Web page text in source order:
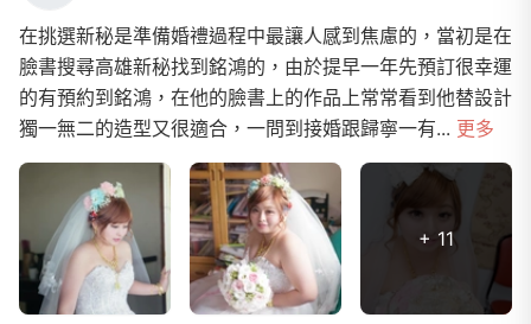
在挑選新秘是準備婚禮過程中最讓人感到焦慮的，當初是在
臉書搜尋高雄新秘找到銘鴻的，由於提早一年先預訂很幸運
的有預約到銘鴻，在他的臉書上的作品上常常看到他替設計
獨一無二的造型又很適合，一問到接婚跟歸寧一有... 更多
+ 11